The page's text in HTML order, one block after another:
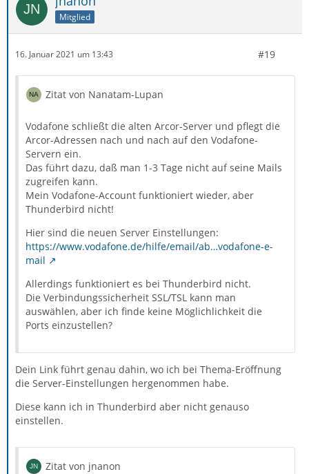
manuell zu ändern, fiel mir das Thema Sicherheit auf:
Server-Einstellung
Ports (verschlüsselt) SSL: 995 TLS: 110
Genau diese Einstellungen kann ich in den Feldern aber
nicht vornehmen. (Siehe Screen)
Mitglied
16. Januar 2021 um 13:43 #19
Zitat von Nanatam-Lupan
Vodafone schließt die alten Arcor-Server und pflegt die
Arcor-Adressen nach und nach auf den Vodafone-
Servern ein.
Das führt dazu, daß man 1-3 Tage nicht auf seine Mails
zugreifen kann.
Mein Vodafone-Account funktioniert wieder, aber
Thunderbird nicht!
Hier sind die neuen Server Einstellungen:
https://www.vodafone.de/hilfe/email/ab…vodafone-e-
mail
Allerdings funktioniert es bei Thunderbird nicht.
Die Verbindungssicherheit SSL/TSL kann man
auswählen, aber ich finde keine Möglichlichkeit die
Ports einzustellen?
Dein Link führt genau dahin, wo ich bei Thema-Eröffnung
die Server-Einstellungen hergenommen habe.
Diese kann ich in Thunderbird aber nicht genauso
einstellen.
Zitat von jnanon